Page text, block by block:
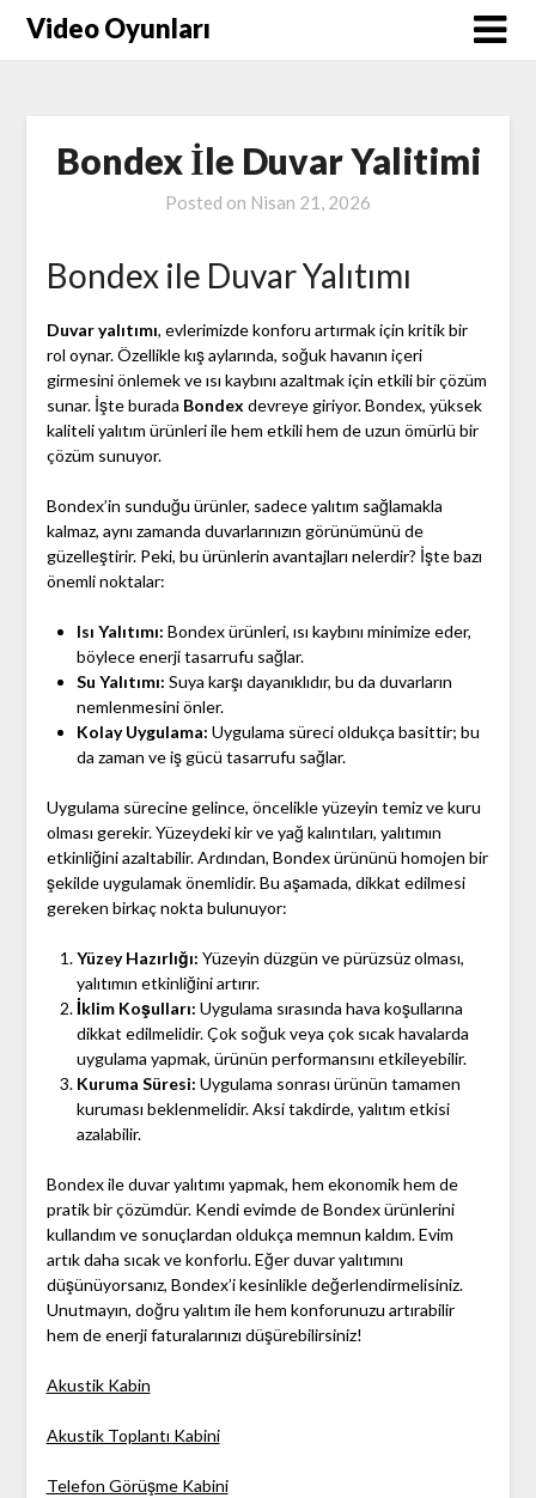
SkipVideo Oyunları
Bondex İle Duvar Yalitimi
Posted on Nisan 21, 2026
Bondex ile Duvar Yalıtımı
Duvar yalıtımı, evlerimizde konforu artırmak için kritik bir
rol oynar. Özellikle kış aylarında, soğuk havanın içeri
girmesini önlemek ve ısı kaybını azaltmak için etkili bir çözüm
sunar. İşte burada Bondex devreye giriyor. Bondex, yüksek
kaliteli yalıtım ürünleri ile hem etkili hem de uzun ömürlü bir
çözüm sunuyor.
Bondex’in sunduğu ürünler, sadece yalıtım sağlamakla
kalmaz, aynı zamanda duvarlarınızın görünümünü de
güzelleştirir. Peki, bu ürünlerin avantajları nelerdir? İşte bazı
önemli noktalar:
Isı Yalıtımı: Bondex ürünleri, ısı kaybını minimize eder,
böylece enerji tasarrufu sağlar.
Su Yalıtımı: Suya karşı dayanıklıdır, bu da duvarların
nemlenmesini önler.
Kolay Uygulama: Uygulama süreci oldukça basittir; bu
da zaman ve iş gücü tasarrufu sağlar.
Uygulama sürecine gelince, öncelikle yüzeyin temiz ve kuru
olması gerekir. Yüzeydeki kir ve yağ kalıntıları, yalıtımın
etkinliğini azaltabilir. Ardından, Bondex ürününü homojen bir
şekilde uygulamak önemlidir. Bu aşamada, dikkat edilmesi
gereken birkaç nokta bulunuyor:
Yüzey Hazırlığı: Yüzeyin düzgün ve pürüzsüz olması,
yalıtımın etkinliğini artırır.
İklim Koşulları: Uygulama sırasında hava koşullarına
dikkat edilmelidir. Çok soğuk veya çok sıcak havalarda
uygulama yapmak, ürünün performansını etkileyebilir.
Kuruma Süresi: Uygulama sonrası ürünün tamamen
kuruması beklenmelidir. Aksi takdirde, yalıtım etkisi
azalabilir.
Bondex ile duvar yalıtımı yapmak, hem ekonomik hem de
pratik bir çözümdür. Kendi evimde de Bondex ürünlerini
kullandım ve sonuçlardan oldukça memnun kaldım. Evim
artık daha sıcak ve konforlu. Eğer duvar yalıtımını
düşünüyorsanız, Bondex’i kesinlikle değerlendirmelisiniz.
Unutmayın, doğru yalıtım ile hem konforunuzu artırabilir
hem de enerji faturalarınızı düşürebilirsiniz!
Akustik Kabin
Akustik Toplantı Kabini
Telefon Görüşme Kabini